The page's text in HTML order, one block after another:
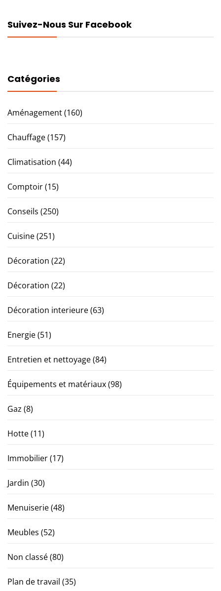
Suivez-Nous Sur Facebook
Catégories
Aménagement(160)
Chauffage(157)
Climatisation (44)
Comptoir(15)
Conseils (250)
Cuisine(251)
Décoration (22)
Décoration (22)
Décoration interieure(63)
Energie(51)
Entretien et nettoyage(84)
Équipements et matériaux(98)
Gaz (8)
Hotte(11)
Immobilier(17)
Jardin (30)
Menuiserie(48)
Meubles (52)
Non classé(80)
Plan de travail (35)